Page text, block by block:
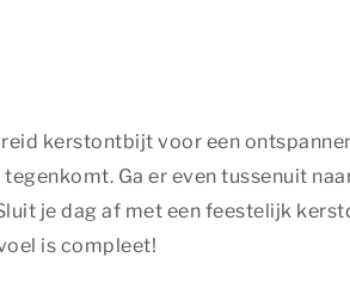
kerstontbijt voor een
Ga er even tussenuit
je dag af met een feestelijk
is compleet!